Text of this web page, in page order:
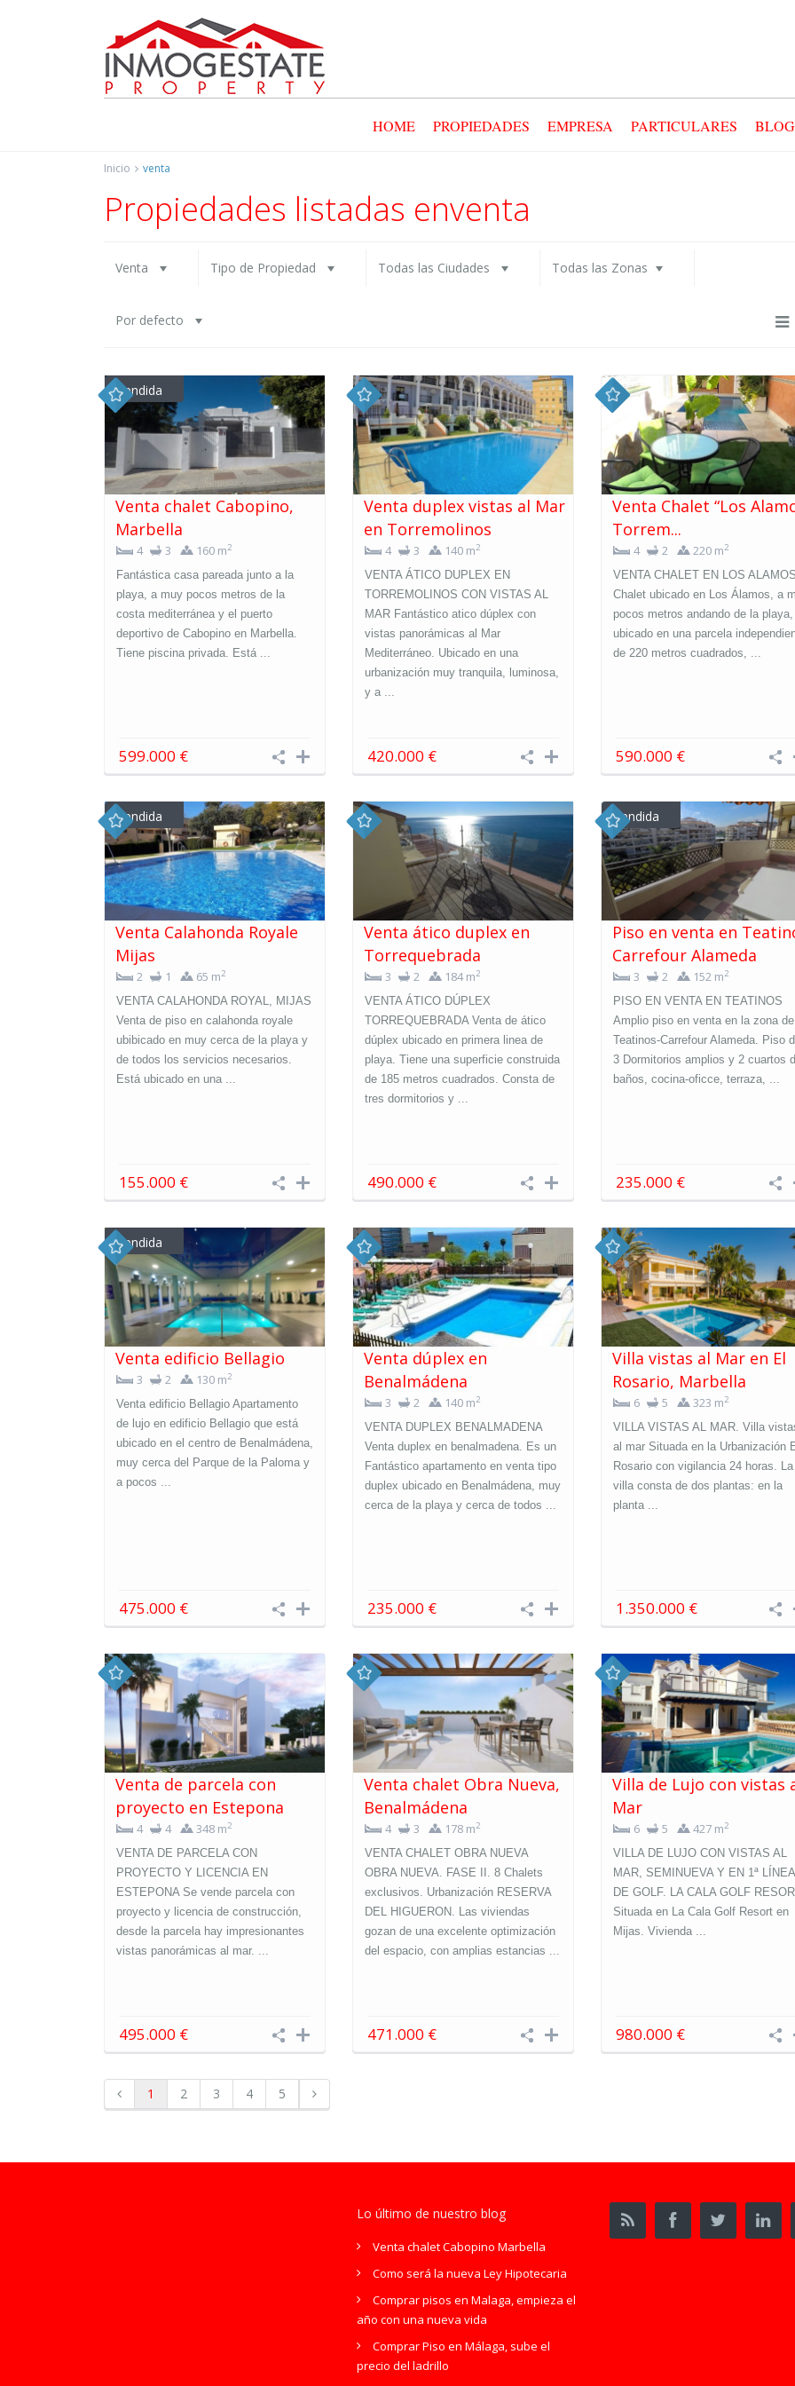
HOME PROPIEDADES EMPRESA PARTICULARES BLOG
Inicio venta
Propiedades listadas enventa
Venta Tipo de Propiedad Todas las Ciudades Todas las Zonas
Por defecto
vendida
Venta chalet Cabopino,
Marbella
4 3 160 m2
Fantástica casa pareada junto a la
playa, a muy pocos metros de la
costa mediterránea y el puerto
deportivo de Cabopino en Marbella.
Tiene piscina privada. Está ...
599.000 €
Venta duplex vistas al Mar
en Torremolinos
4 3 140 m2
VENTA ÁTICO DUPLEX EN
TORREMOLINOS CON VISTAS AL
MAR Fantástico atico dúplex con
vistas panorámicas al Mar
Mediterráneo. Ubicado en una
urbanización muy tranquila, luminosa,
y a ...
420.000 €
Venta Chalet “Los
Torrem...
4 2 220 m2
VENTA CHALET EN LOS
Chalet ubicado en Los Álamos, a
pocos metros andando de la playa,
ubicado en una parcela
de 220 metros cuadrados, ...
590.000 €
vendida
Venta Calahonda Royale
Mijas
2 1 65 m2
VENTA CALAHONDA ROYAL, MIJAS
Venta de piso en calahonda royale
ubibicado en muy cerca de la playa y
de todos los servicios necesarios.
Está ubicado en una ...
155.000 €
Venta ático duplex en
Torrequebrada
3 2 184 m2
VENTA ÁTICO DÚPLEX
TORREQUEBRADA Venta de ático
dúplex ubicado en primera linea de
playa. Tiene una superficie construida
de 185 metros cuadrados. Consta de
tres dormitorios y ...
490.000 €
vendida
Piso en venta en
Carrefour Alameda
3 2 152 m2
PISO EN VENTA EN TEATINOS
Amplio piso en venta en la zona de
Teatinos-Carrefour Alameda. Piso
3 Dormitorios amplios y 2 cuartos
baños, cocina-oficce, terraza, ...
235.000 €
vendida
Venta edificio Bellagio
3 2 130 m2
Venta edificio Bellagio Apartamento
de lujo en edificio Bellagio que está
ubicado en el centro de Benalmádena,
muy cerca del Parque de la Paloma y
a pocos ...
475.000 €
Venta dúplex en
Benalmádena
3 2 140 m2
VENTA DUPLEX BENALMADENA
Venta duplex en benalmadena. Es un
Fantástico apartamento en venta tipo
duplex ubicado en Benalmádena, muy
cerca de la playa y cerca de todos ...
235.000 €
Villa vistas al Mar en El
Rosario, Marbella
6 5 323 m2
VILLA VISTAS AL MAR. Villa
al mar Situada en la Urbanización
Rosario con vigilancia 24 horas. La
villa consta de dos plantas: en la
planta ...
1.350.000 €
Venta de parcela con
proyecto en Estepona
4 4 348 m2
VENTA DE PARCELA CON
PROYECTO Y LICENCIA EN
ESTEPONA Se vende parcela con
proyecto y licencia de construcción,
desde la parcela hay impresionantes
vistas panorámicas al mar. ...
495.000 €
Venta chalet Obra Nueva,
Benalmádena
4 3 178 m2
VENTA CHALET OBRA NUEVA
OBRA NUEVA. FASE II. 8 Chalets
exclusivos. Urbanización RESERVA
DEL HIGUERON. Las viviendas
gozan de una excelente optimización
del espacio, con amplias estancias ...
471.000 €
Villa de Lujo con vistas
Mar
6 5 427 m2
VILLA DE LUJO CON VISTAS AL
MAR, SEMINUEVA Y EN 1ª LÍNEA
DE GOLF. LA CALA GOLF
Situada en La Cala Golf Resort en
Mijas. Vivienda ...
980.000 €
1 2 3 4 5
Lo último de nuestro blog
Venta chalet Cabopino Marbella
Como será la nueva Ley Hipotecaria
Comprar pisos en Malaga, empieza el
año con una nueva vida
Comprar Piso en Málaga, sube el
precio del ladrillo